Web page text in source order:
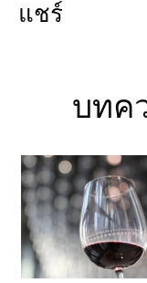
แชร์
บท